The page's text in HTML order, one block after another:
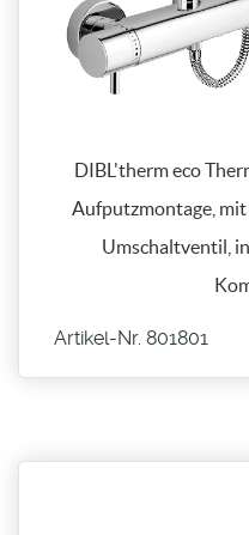
DIBL'therm eco
Aufputzmontage,
Umschaltventil,
Artikel-Nr. 801801